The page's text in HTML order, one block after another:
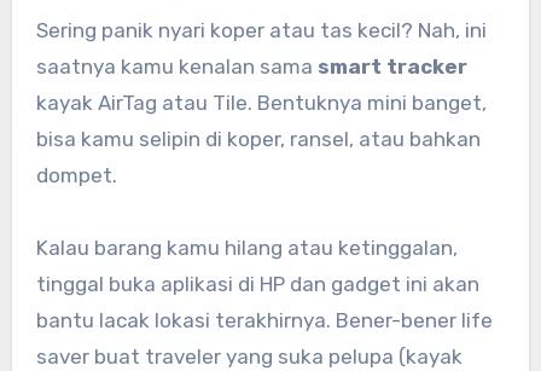
Sering panik nyari koper atau tas kecil? Nah, ini
saatnya kamu kenalan sama smart tracker
kayak AirTag atau Tile. Bentuknya mini banget,
bisa kamu selipin di koper, ransel, atau bahkan
dompet.
Kalau barang kamu hilang atau ketinggalan,
tinggal buka aplikasi di HP dan gadget ini akan
bantu lacak lokasi terakhirnya. Bener-bener life
saver buat traveler yang suka pelupa (kayak